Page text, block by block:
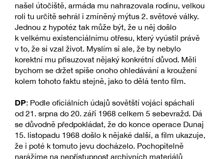
našel útočiště, armáda mu nahrazovala rodinu, velkou
roli tu určitě sehrál i zmíněný mýtus 2. světové války.
Jednou z hypotéz tak může být, že u něj došlo
k velkému existenciálnímu otřesu, který vyústil právě
v to, že si vzal život. Myslím si ale, že by nebylo
korektní mu přisuzovat nějaký konkrétní důvod. Měli
bychom se držet spíše onoho ohledávání a kroužení
kolem tohoto faktu stejně, jako to dělá tento film.
DP: Podle oficiálních údajů sovětští vojáci spáchali
od 21. srpna do 20. září 1968 celkem 5 sebevražd. Dá
se důvodně předpokládat, že do konce operace Dunaj
15. listopadu 1968 došlo k nějaké další, a film ukazuje,
že i poté k tomuto jevu docházelo. Pochopitelně
narážíme na nepřístupnost archivních materiálů